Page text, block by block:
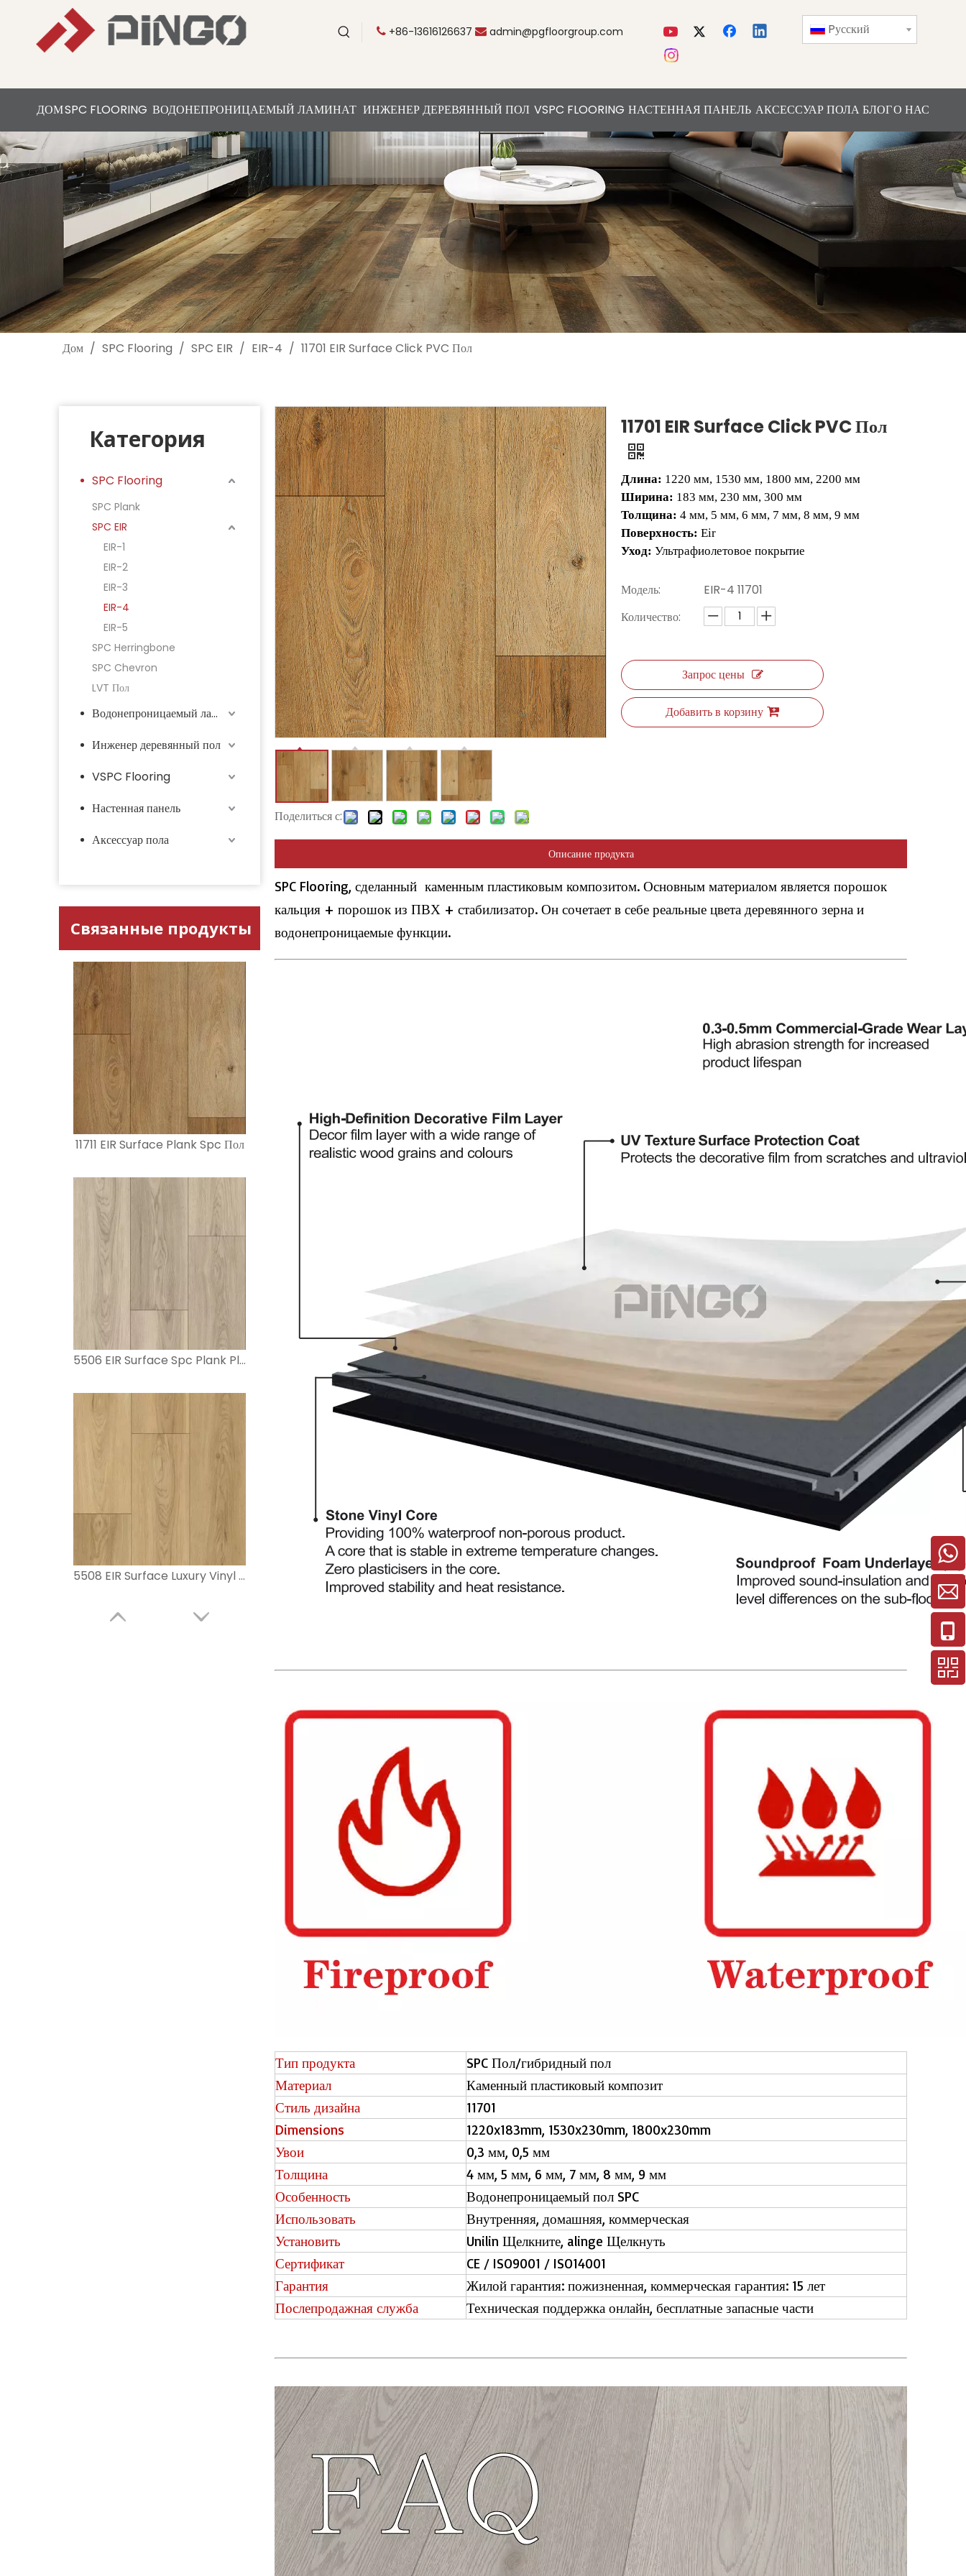
 +86-13616126637  admin@pgfloorgroup.com Pусский
ДОМSPC FLOORING ВОДОНЕПРОНИЦАЕМЫЙ ЛАМИНАТ ИНЖЕНЕР ДЕРЕВЯННЫЙ ПОЛ VSPC FLOORING НАСТЕННАЯ ПАНЕЛЬ АКСЕССУАР ПОЛАБЛОГО НАС
Дом / SPC Flooring / SPC EIR / EIR-4 / 11701 EIR Surface Click PVC Пол
Категория
SPC Flooring
SPC Plank
SPC EIR
EIR-1
EIR-2
EIR-3
EIR-4
EIR-5
SPC Herringbone
SPC Chevron
LVT Пол
Водонепроницаемый ламинат
Инженер деревянный пол
VSPC Flooring
Настенная панель
Аксессуар пола
Связанные продукты
11711 EIR Surface Plank Spc Пол
5506 EIR Surface Spc Plank Plank
5508 EIR Surface Luxury Vinyl Pline
Поделиться с:
11701 EIR Surface Click PVC Пол
Длина: 1220 мм, 1530 мм, 1800 мм, 2200 мм
Ширина: 183 мм, 230 мм, 300 мм
Толщина: 4 мм, 5 мм, 6 мм, 7 мм, 8 мм, 9 мм
Поверхность: Eir
Уход: Ультрафиолетовое покрытие
Модель:
EIR-4 11701
Количество:
Запрос цены
Добавить в корзину
Описание продукта
SPC Flooring, сделанный каменным пластиковым композитом. Основным материалом является порошок
кальция + порошок из ПВХ + стабилизатор. Он сочетает в себе реальные цвета деревянного зерна и
водонепроницаемые функции.
Тип продукта
SPC Пол/гибридный пол
Материал
Каменный пластиковый композит
Стиль дизайна
11701
Dimensions
1220x183mm, 1530x230mm, 1800x230mm
Увои
0,3 мм, 0,5 мм
Толщина
4 мм, 5 мм, 6 мм, 7 мм, 8 мм, 9 мм
Особенность
Водонепроницаемый пол SPC
Использовать
Внутренняя, домашняя, коммерческая
Установить
Unilin Щелкните, alinge Щелкнуть
Сертификат
CE / ISO9001 / ISO14001
Гарантия
Жилой гарантия: пожизненная, коммерческая гарантия: 15 лет
Послепродажная служба
Техническая поддержка онлайн, бесплатные запасные части